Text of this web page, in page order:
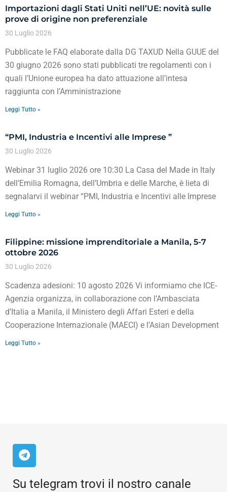
Importazioni dagli Stati Uniti nell’UE: novità sulle
prove di origine non preferenziale
30 Luglio 2026
Pubblicate le FAQ elaborate dalla DG TAXUD Nella GUUE del
30 giugno 2026 sono stati pubblicati tre regolamenti con i
quali l’Unione europea ha dato attuazione all’intesa
raggiunta con l’Amministrazione
Leggi Tutto »
“PMI, Industria e Incentivi alle Imprese ”
30 Luglio 2026
Webinar 31 luglio 2026 ore 10:30 La Casa del Made in Italy
dell’Emilia Romagna, dell’Umbria e delle Marche, è lieta di
segnalarvi il webinar “PMI, Industria e Incentivi alle Imprese
Leggi Tutto »
Filippine: missione imprenditoriale a Manila, 5-7
ottobre 2026
30 Luglio 2026
Scadenza adesioni: 10 agosto 2026 Vi informiamo che ICE-
Agenzia organizza, in collaborazione con l’Ambasciata
d’Italia a Manila, il Ministero degli Affari Esteri e della
Cooperazione Internazionale (MAECI) e l’Asian Development
Leggi Tutto »
Su telegram trovi il nostro canale